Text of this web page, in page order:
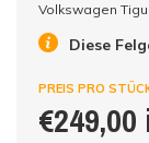
Volkswagen
Diese
PREIS PRO